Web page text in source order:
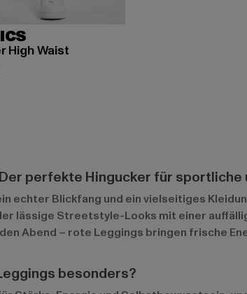
High Waist
EUR 34,99 EUR
perfekte Hingucker für sportliche
echter Blickfang und ein vielseitiges
lässige Streetstyle-Looks mit einer
Abend – rote Leggings bringen frische
besonders?